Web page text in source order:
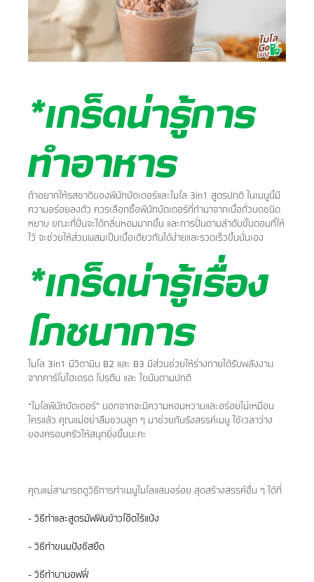
*เกร็ดน่ารู้การ
ทำอาหาร
ถ้าอยากให้รสชาติของพีนัทบัตเตอร์และไมโล 3in1 สูตรปกติ ในเมนูนี้มี
ความอร่อยลงตัว ควรเลือกซื้อพีนัทบัตเตอร์ที่ทำมาจากเนื้อถั่วบดชนิด
หยาบ ขณะที่ปั่นจะได้กลิ่นหอมมากขึ้น และการปั่นตามลำดับขั้นตอนที่ให้
ไว้ จะช่วยให้ส่วนผสมเป็นเนื้อเดียวกันได้ง่ายและรวดเร็วขึ้นนั่นเอง​
*เกร็ดน่ารู้เรื่อง
โภชนาการ
​​ไมโล 3in1 มีวิตามิน B2 และ B3 มีส่วนช่วยให้ร่างกายได้รับพลังงาน
จากคาร์โบไฮเดรต โปรตีน และ ไขมันตามปกติ
​​​“ไมโลพีนัทบัตเตอร์” นอกจากจะมีความหอมหวานและอร่อยไม่เหมือน
ใครแล้ว คุณแม่อย่าลืมชวนลูก ๆ มาช่วยกันรังสรรค์เมนู ใช้เวลาว่าง
ของครอบครัวให้สนุกยิ่งขึ้นนะคะ
คุณแม่สามารถดูวิธีการทำเมนูไมโลแสนอร่อย สุดสร้างสรรค์อื่น ๆ ได้ที่
- วิธีทำและสูตรมัฟฟินข้าวโอ๊ตไร้แป้ง
- วิธีทำขนมปังชีสยืด
- วิธีทำบานอฟฟี่